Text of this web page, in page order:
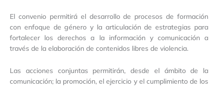
El convenio permitirá el desarrollo de procesos de formación
con enfoque de género y la articulación de estrategias para
fortalecer los derechos a la información y comunicación a
través de la elaboración de contenidos libres de violencia.
Las acciones conjuntas permitirán, desde el ámbito de la
comunicación; la promoción, el ejercicio y el cumplimiento de los